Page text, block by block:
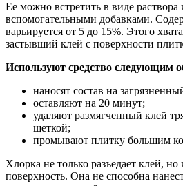
Ее можно встретить в виде раствора
вспомогательными добавками.
варьируется от 5 до 15%. Этого
застывший клей с поверхности
Используют средство следующим
наносят состав на
оставляют на 20 минут;
удаляют размягченный клей
щеткой;
промывают плитку большим
Хлорка не только разъедает клей, но
поверхность. Она не способна